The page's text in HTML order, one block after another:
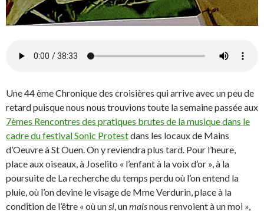
Une 44 ème Chronique des croisières qui arrive avec un peu de
retard puisque nous nous trouvions toute la semaine passée aux
7èmes Rencontres des pratiques brutes de la musique dans le
cadre du festival Sonic Protestdans les locaux de Mains
d’Oeuvre à St Ouen. On y reviendra plus tard. Pour l’heure,
place aux oiseaux, à Joselito « l’enfant à la voix d’or », à la
poursuite de La recherche du temps perdu où l’on entend la
pluie, où l’on devine le visage de Mme Verdurin, place à la
condition de l’être « où unsi, unmaisnous renvoient à un moi »,